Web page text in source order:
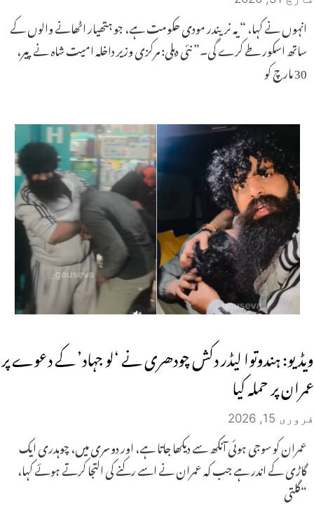
انہوں نے کہا، “یہ نریندر مودی حکومت ہے، جو ہتھیار اٹھانے والوں کے
ساتھ اسکور طے کرے گی۔” نئی دہلی: مرکزی وزیر داخلہ امیت شاہ نے پیر،
30 مارچ کو
ویڈیو: ہندوتوا لیڈر دکش چودھری نے ‘لو جہاد’ کے دعوے پر
عمران پر حملہ کیا
فروری 15, 2026
عمران کو سوجی ہوئی آنکھ سے دیکھا جاتا ہے، اور دوسری میں، چوہدری ایک
گاڑی کے اندر ہے جب کہ عمران نے اسے رکنے کی التجا کرتے ہوئے کہا،
“گلتی